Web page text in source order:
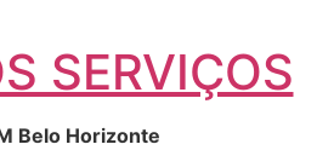
SERVIÇOS
Belo Horizonte